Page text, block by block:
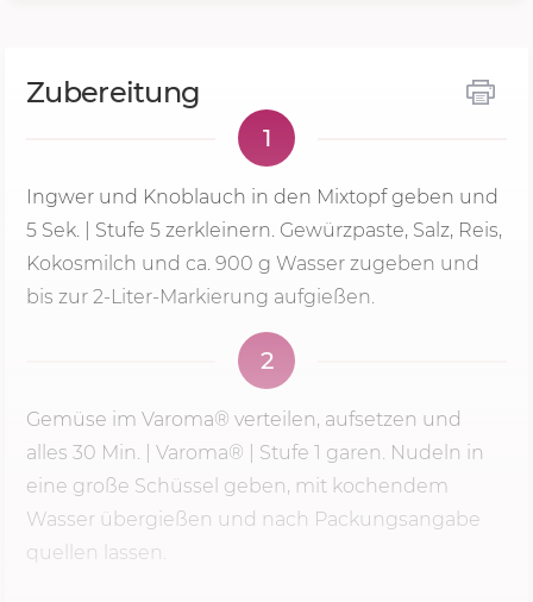
Zubereitung
1
Ingwer und Knoblauch in den Mixtopf geben und
5 Sek.
Stufe 5 zerkleinern. Gewürzpaste, Salz, Reis,
Kokosmilch und ca. 900 g Wasser zugeben und
bis zur 2-Liter-Markierung aufgießen.
2
Gemüse im Varoma® verteilen, aufsetzen und
alles 30 Min. | Varoma® | Stufe 1 garen. Nudeln in
eine große Schüssel geben, mit kochendem
Wasser übergießen und nach Packungsangabe
quellen lassen.